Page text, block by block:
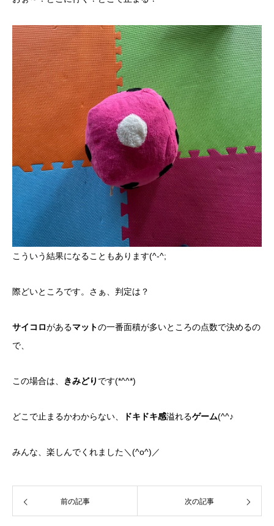
こういう結果になることもあります(^-^;
際どいところです。さぁ、判定は？
サイコロがあるマットの一番面積が多いところの点数で決めるの
で、
この場合は、 きみどり です(*^^*)
どこで止まるかわからない、 ドキドキ感溢れるゲーム(^^♪
みんな、楽しんでくれました＼(^o^)／
前の記事 次の記事